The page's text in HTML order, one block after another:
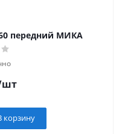
передний МИКА
корзину